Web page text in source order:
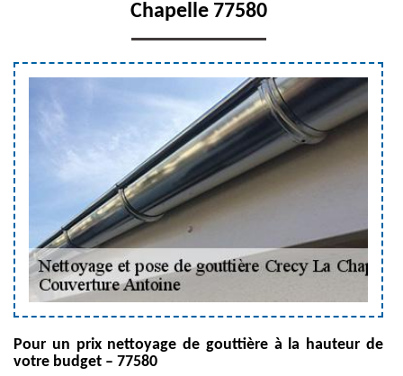
Chapelle 77580
Pour un prix nettoyage de gouttière à la hauteur de
votre budget – 77580